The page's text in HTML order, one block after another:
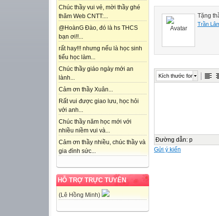
Chúc thầy vui vẻ, mời thầy ghé
thăm Web CNTT:...
@HoànG Đào, đó là hs THCS
bạn ơi!!...
rất hay!!! nhưng nếu là học sinh
tiểu học làm...
Chúc thầy giáo ngày mới an
lành...
Cảm ơn thầy Xuân...
Rất vui được giao lưu, học hỏi
với anh...
Chúc thầy năm học mới với
nhiều niềm vui và...
Cảm ơn thầy nhiều, chúc thầy và
gia đình sức...
HỖ TRỢ TRỰC TUYẾN
(Lê Hồng Minh)
Tặng
Trần
Kích thước font
Đường dẫn: p
Gửi ý kiến